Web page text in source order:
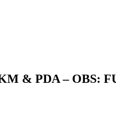
& PDA – OBS: